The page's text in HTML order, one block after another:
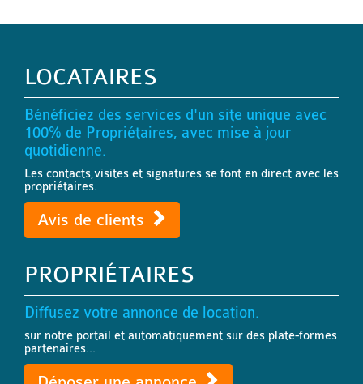
LOCATAIRES
Bénéficiez des services d'un site unique avec
100% de Propriétaires, avec mise à jour
quotidienne.
Les contacts,visites et signatures se font en direct avec les
propriétaires.
Avis de clients
PROPRIÉTAIRES
Diffusez votre annonce de location.
sur notre portail et automatiquement sur des plate-formes
partenaires...